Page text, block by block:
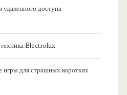
доступа
Electrolux
для страшных коротких